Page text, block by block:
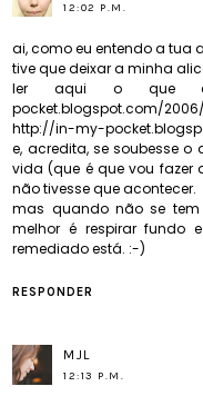
12:02 P.M.
ai, como eu entendo a tua
tive que deixar a minha
ler aqui o que
pocket.blogspot.com/
http://in-my-
e, acredita, se soubesse
vida (que é que vou fazer
não tivesse que acontecer.
mas quando não se
melhor é respirar fundo
remediado está. :-)
RESPONDER
MJL
12:13 P.M.